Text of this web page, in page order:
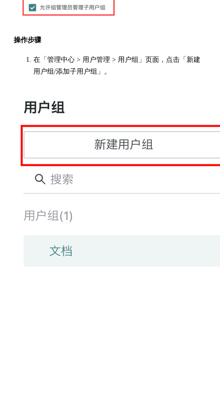
操作步骤
在「管理中心 > 用户管理 > 用户组」页面，点击「新建
用户组/添加子用户组」。